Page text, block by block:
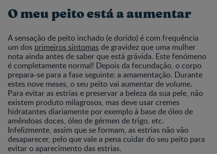
O meu peito está a aumentar
A sensação de peito inchado (e dorido) é com frequência
um dos primeiros sintomasde gravidez que uma mulher
nota ainda antes de saber que está grávida. Este fenómeno
é completamente normal! Depois da fecundação, o corpo
prepara-se para a fase seguinte: a amamentação. Durante
estes nove meses, o seu peito vai aumentar de volume.
Para evitar as estrias e preservar a beleza da sua pele, não
existem produto milagrosos, mas deve usar cremes
hidratantes diariamente por exemplo à base de óleo de
amêndoas doces, óleo de gérmen de trigo, etc.
Infelizmente, assim que se formam, as estrias não vão
desaparecer, pelo que vale a pena cuidar do seu peito para
evitar o aparecimento das estrias.